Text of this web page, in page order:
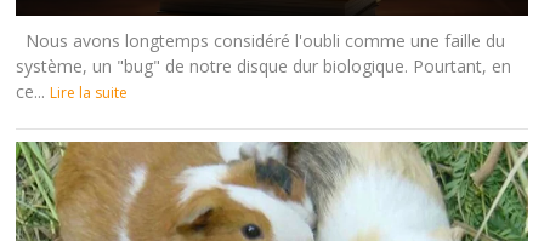
Nous avons longtemps considéré l'oubli comme une faille du
système, un "bug" de notre disque dur biologique. Pourtant, en
ce... Lire la suite